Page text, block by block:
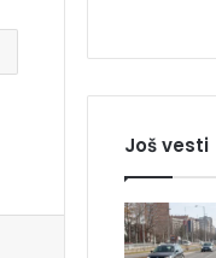
Još vesti